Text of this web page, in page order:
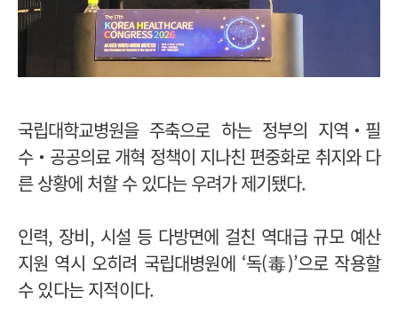
국립대학교병원을 주축으로 하는 정부의 지역‧필
수‧공공의료 개혁 정책이 지나친 편중화로 취지와 다
른 상황에 처할 수 있다는 우려가 제기됐다.
인력, 장비, 시설 등 다방면에 걸친 역대급 규모 예산
지원 역시 오히려 국립대병원에 ‘독(毒)’으로 작용할
수 있다는 지적이다.